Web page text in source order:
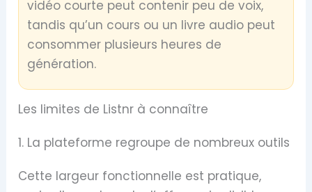
vidéo courte peut contenir peu de voix,
tandis qu’un cours ou un livre audio peut
consommer plusieurs heures de
génération.
Les limites de Listnr à connaître
1. La plateforme regroupe de nombreux outils
Cette largeur fonctionnelle est pratique,